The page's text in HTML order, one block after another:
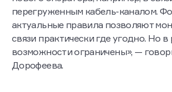
нового оператора, например, в
перегруженным кабель-каналом.
актуальные правила позволяют
связи практически где угодно. Но в
возможности ограничены», —